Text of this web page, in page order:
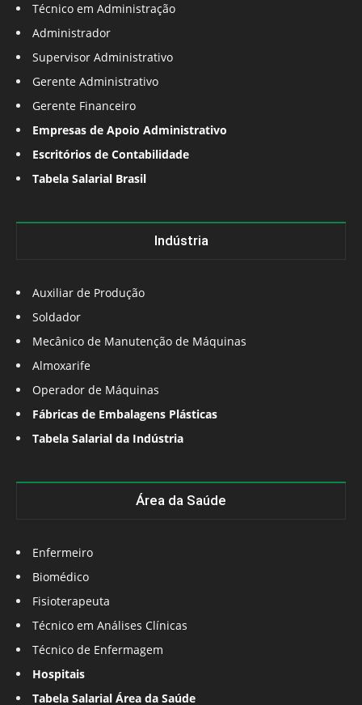
Técnico em Administração
Administrador
Supervisor Administrativo
Gerente Administrativo
Gerente Financeiro
Empresas de Apoio Administrativo
Escritórios de Contabilidade
Tabela Salarial Brasil
Indústria
Auxiliar de Produção
Soldador
Mecânico de Manutenção de Máquinas
Almoxarife
Operador de Máquinas
Fábricas de Embalagens Plásticas
Tabela Salarial da Indústria
Área da Saúde
Enfermeiro
Biomédico
Fisioterapeuta
Técnico em Análises Clínicas
Técnico de Enfermagem
Hospitais
Tabela Salarial Área da Saúde